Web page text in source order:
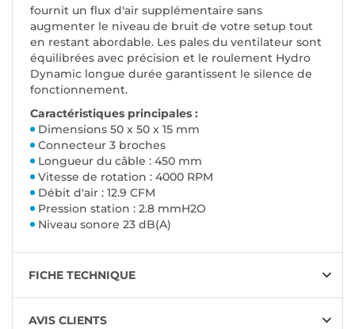
fournit un flux d'air supplémentaire sans
augmenter le niveau de bruit de votre setup tout
en restant abordable. Les pales du ventilateur sont
équilibrées avec précision et le roulement Hydro
Dynamic longue durée garantissent le silence de
fonctionnement.
Caractéristiques principales :
Dimensions 50 x 50 x 15 mm
Connecteur 3 broches
Longueur du câble : 450 mm
Vitesse de rotation : 4000 RPM
Débit d'air : 12.9 CFM
Pression station : 2.8 mmH2O
Niveau sonore 23 dB(A)
FICHE TECHNIQUE
AVIS CLIENTS